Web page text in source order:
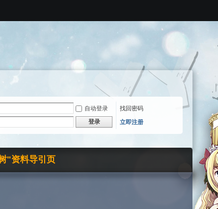
自动登录
找回密码
登录 立即注册
"资料导引页